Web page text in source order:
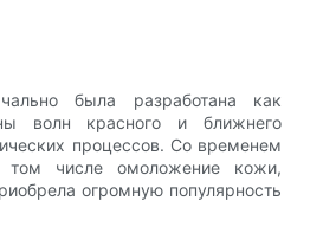
была разработана как
волн красного и ближнего
процессов. Со временем
том числе омоложение кожи,
огромную популярность